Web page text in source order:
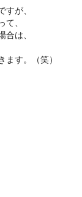
が、
、
は、
す。（笑）